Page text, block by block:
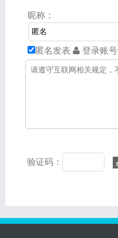
昵称：
匿名发表 登录账号
验证码：